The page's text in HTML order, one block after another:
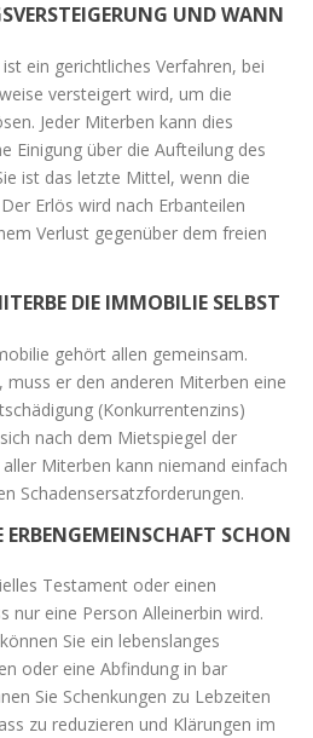
UND WANN
ein gerichtliches Verfahren, bei
versteigert wird, um die
Jeder Miterben kann dies
Einigung über die Aufteilung des
ist das letzte Mittel, wenn die
Erlös wird nach Erbanteilen
Verlust gegenüber dem freien
DIE IMMOBILIE SELBST
gehört allen gemeinsam.
er den anderen Miterben eine
(Konkurrentenzins)
nach dem Mietspiegel der
Miterben kann niemand einfach
Schadensersatzforderungen.
ERBENGEMEINSCHAFT SCHON
Testament oder einen
nur eine Person Alleinerbin wird.
Sie ein lebenslanges
oder eine Abfindung in bar
Sie Schenkungen zu Lebzeiten
zu reduzieren und Klärungen im